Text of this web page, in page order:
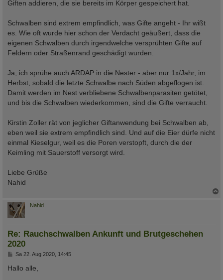
Giften addieren, die sie bereits im Körper gespeichert hat.
Schwalben sind extrem empfindlich, was Gifte angeht - Ihr wißt
es. Wie oft wurde hier schon der Verdacht geäußert, dass die
eigenen Schwalben durch irgendwelche versprühten Gifte auf
Feldern oder Straßenrand geschädigt wurden.
Ja, ich sprühe auch ARDAP in die Nester - aber nur 1x/Jahr, im
Herbst, sobald die letzte Schwalbe nach Süden abgeflogen ist.
Damit werden im Nest verbliebene Schwalbenparasiten getötet,
und bis die Schwalben wiederkommen, sind die Gifte verraucht.
Kirstin Zoller rät von jeglicher Giftanwendung bei Schwalben ab,
eben weil sie extrem empfindlich sind. Und auf die Eier dürfe nicht
einmal Kieselgur, weil es die Poren verstopft, durch die der
Keimling mit Sauerstoff versorgt wird.
Liebe Grüße
Nahid
Nahid
Re: Rauchschwalben Ankunft und Brutgeschehen
2020
B
i
Sa 22. Aug 2020, 14:45
Hallo alle,